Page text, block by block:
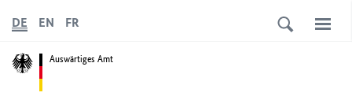
Auswärtiges Amt
DE EN FR